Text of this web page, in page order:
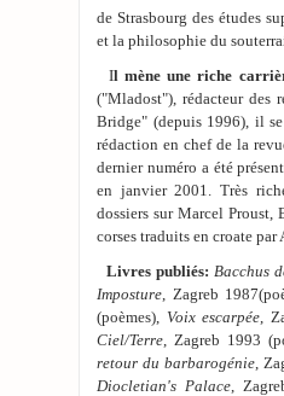
de Strasbourg des études
et la philosophie du
Il mène une riche
("Mladost"), rédacteur des
Bridge" (depuis 1996), il
rédaction en chef de la
dernier numéro a été
en janvier 2001. Très
dossiers sur Marcel Proust,
corses traduits en croate par
Livres publiés: Bacchus
Imposture, Zagreb
(poèmes), Voix escarpée,
Ciel/Terre, Zagreb 1993
retour du barbarogénie,
Diocletian's Palace,